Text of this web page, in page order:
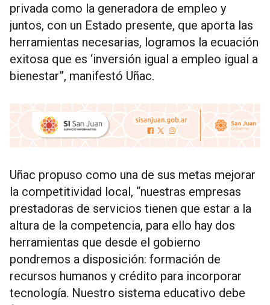
privada como la generadora de empleo y
juntos, con un Estado presente, que aporta las
herramientas necesarias, logramos la ecuación
exitosa que es ‘inversión igual a empleo igual a
bienestar”, manifestó Uñac.
Uñac propuso como una de sus metas mejorar
la competitividad local, “nuestras empresas
prestadoras de servicios tienen que estar a la
altura de la competencia, para ello hay dos
herramientas que desde el gobierno
pondremos a disposición: formación de
recursos humanos y crédito para incorporar
tecnología. Nuestro sistema educativo debe